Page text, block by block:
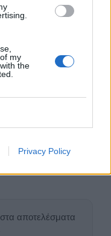
my
the
Privacy Policy
ΔΥΠΑ)
αποτελέσματα